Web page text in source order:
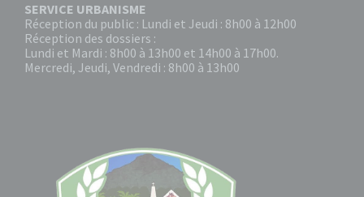
SERVICE URBANISME
Réception du public : Lundi et Jeudi : 8h00 à 12h00
Réception des dossiers :
Lundi et Mardi : 8h00 à 13h00 et 14h00 à 17h00.
Mercredi, Jeudi, Vendredi : 8h00 à 13h00